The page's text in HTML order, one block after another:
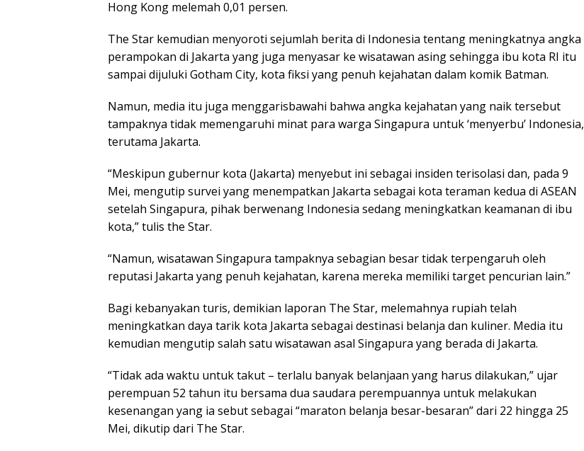
Hong Kong melemah 0,01 persen.
The Star kemudian menyoroti sejumlah berita di Indonesia tentang meningkatnya angka
perampokan di Jakarta yang juga menyasar ke wisatawan asing sehingga ibu kota RI itu
sampai dijuluki Gotham City, kota fiksi yang penuh kejahatan dalam komik Batman.
Namun, media itu juga menggarisbawahi bahwa angka kejahatan yang naik tersebut
tampaknya tidak memengaruhi minat para warga Singapura untuk ‘menyerbu’ Indonesia,
terutama Jakarta.
“Meskipun gubernur kota (Jakarta) menyebut ini sebagai insiden terisolasi dan, pada 9
Mei, mengutip survei yang menempatkan Jakarta sebagai kota teraman kedua di ASEAN
setelah Singapura, pihak berwenang Indonesia sedang meningkatkan keamanan di ibu
kota,” tulis the Star.
“Namun, wisatawan Singapura tampaknya sebagian besar tidak terpengaruh oleh
reputasi Jakarta yang penuh kejahatan, karena mereka memiliki target pencurian lain.”
Bagi kebanyakan turis, demikian laporan The Star, melemahnya rupiah telah
meningkatkan daya tarik kota Jakarta sebagai destinasi belanja dan kuliner. Media itu
kemudian mengutip salah satu wisatawan asal Singapura yang berada di Jakarta.
“Tidak ada waktu untuk takut – terlalu banyak belanjaan yang harus dilakukan,” ujar
perempuan 52 tahun itu bersama dua saudara perempuannya untuk melakukan
kesenangan yang ia sebut sebagai “maraton belanja besar-besaran” dari 22 hingga 25
Mei, dikutip dari The Star.